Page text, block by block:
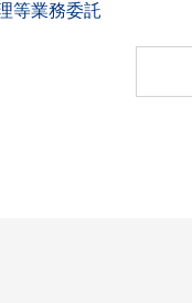
等業務委託